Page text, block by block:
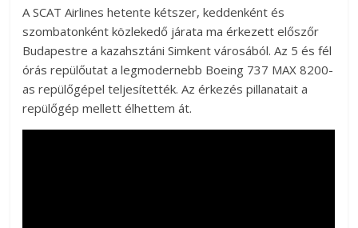
A SCAT Airlines hetente kétszer, keddenként és
szombatonként közlekedő járata ma érkezett előszőr
Budapestre a kazahsztáni Simkent városából. Az 5 és fél
órás repülőutat a legmodernebb Boeing 737 MAX 8200-
as repülőgépel teljesítették. Az érkezés pillanatait a
repülőgép mellett élhettem át.